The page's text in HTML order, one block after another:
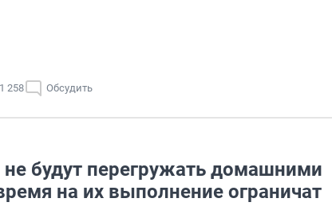
1 258 Обсудить
будут перегружать домашними
на их выполнение ограничат